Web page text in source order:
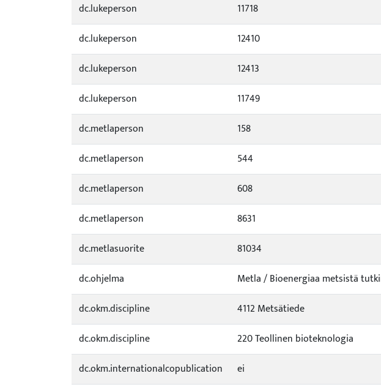
dc.lukeperson
11718
dc.lukeperson
12410
dc.lukeperson
12413
dc.lukeperson
11749
dc.metlaperson
158
dc.metlaperson
544
dc.metlaperson
608
dc.metlaperson
8631
dc.metlasuorite
81034
dc.ohjelma
Metla / Bioenergiaa metsistä
dc.okm.discipline
4112 Metsätiede
dc.okm.discipline
220 Teollinen bioteknologia
dc.okm.internationalcopublication
ei